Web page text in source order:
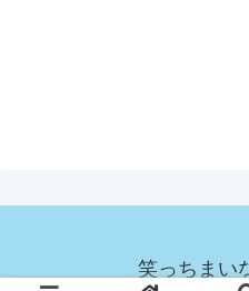
笑っちまい